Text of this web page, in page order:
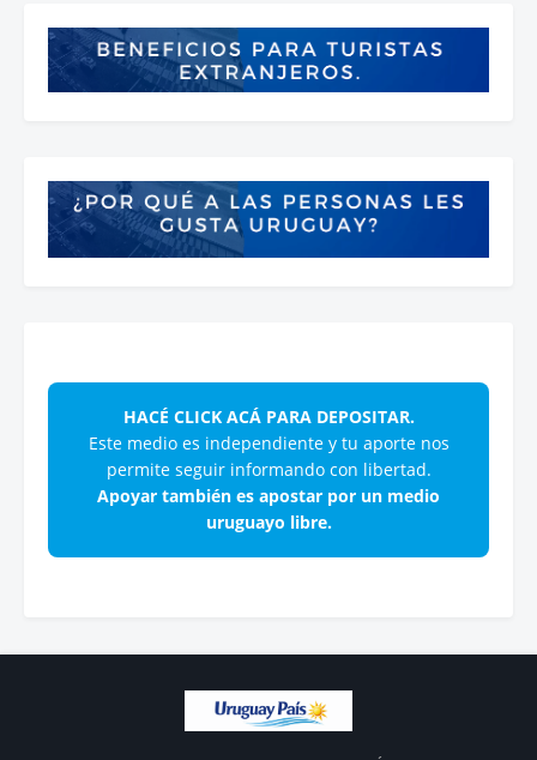
HACÉ CLICK ACÁ PARA DEPOSITAR.
Este medio es independiente y tu aporte nos
permite seguir informando con libertad.
Apoyar también es apostar por un medio
uruguayo libre.